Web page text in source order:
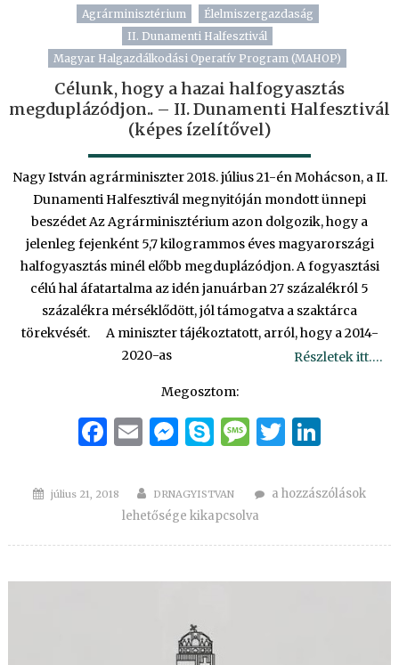
Agrárminisztérium
Élelmiszergazdaság
II. Dunamenti Halfesztivál
Magyar Halgazdálkodási Operatív Program (MAHOP)
Célunk, hogy a hazai halfogyasztás
megduplázódjon.. – II. Dunamenti Halfesztivál
(képes ízelítővel)
Nagy István agrárminiszter 2018. július 21-én Mohácson, a II.
Dunamenti Halfesztivál megnyitóján mondott ünnepi
beszédet Az Agrárminisztérium azon dolgozik, hogy a
jelenleg fejenként 5,7 kilogrammos éves magyarországi
halfogyasztás minél előbb megduplázódjon. A fogyasztási
célú hal áfatartalma az idén januárban 27 százalékról 5
százalékra mérséklődött, jól támogatva a szaktárca
törekvését. A miniszter tájékoztatott, arról, hogy a 2014-
2020-as
Részletek itt….
Megosztom:
Facebook
EmailMessenger
Skype
Message
Twitter
Posted
július 21, 2018 Author
DRNAGYISTVAN
Célunk,
a hozzászólások
lehetősége kikapcsolva